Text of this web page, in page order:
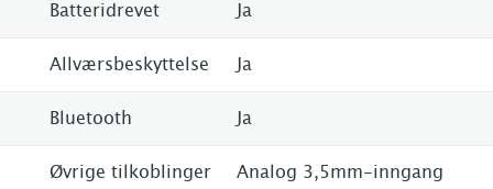
Batteridrevet Ja
Allværsbeskyttelse Ja
Bluetooth Ja
Øvrige tilkoblinger Analog 3,5mm-inngang